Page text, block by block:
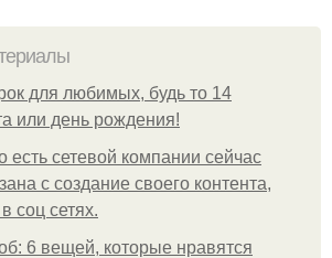
для любимых, будь то 14
или день рождения!
есть сетевой компании сейчас
с создание своего контента,
соц сетях.
6 вещей, которые нравятся